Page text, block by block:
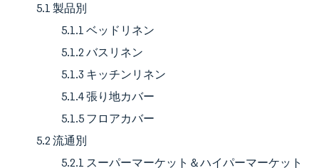
5.1 製品別
5.1.1 ベッドリネン
5.1.2 バスリネン
5.1.3 キッチンリネン
5.1.4 張り地カバー
5.1.5 フロアカバー
5.2 流通別
5.2.1 スーパーマーケット＆ハイパーマーケット